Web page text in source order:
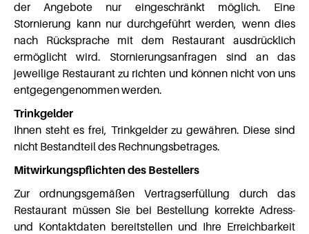
der Angebote nur eingeschränkt möglich. Eine
Stornierung kann nur durchgeführt werden, wenn dies
nach Rücksprache mit dem Restaurant ausdrücklich
ermöglicht wird. Stornierungsanfragen sind an das
jeweilige Restaurant zu richten und können nicht von uns
entgegengenommen werden.
Trinkgelder
Ihnen steht es frei, Trinkgelder zu gewähren. Diese sind
nicht Bestandteil des Rechnungsbetrages.
Mitwirkungspflichten des Bestellers
Zur ordnungsgemäßen Vertragserfüllung durch das
Restaurant müssen Sie bei Bestellung korrekte Adress-
und Kontaktdaten bereitstellen und Ihre Erreichbarkeit